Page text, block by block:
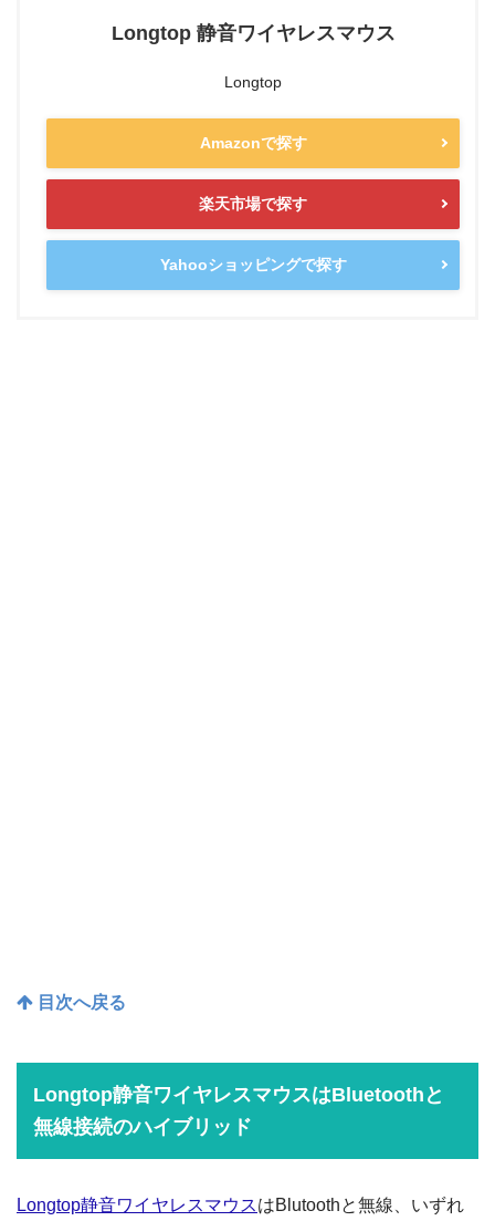
Longtop 静音ワイヤレスマウス
Longtop
Amazonで探す
楽天市場で探す
Yahooショッピングで探す
目次へ戻る
Longtop静音ワイヤレスマウスはBluetoothと
無線接続のハイブリッド
Longtop静音ワイヤレスマウスはBlutoothと無線、いずれ